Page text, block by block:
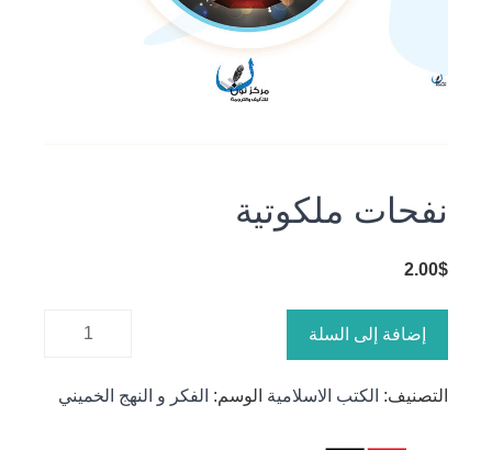
نفحات ملكوتية
2.00$
إضافة إلى السلة
التصنيف: الكتب الاسلامية الوسم: الفكر و النهج الخميني